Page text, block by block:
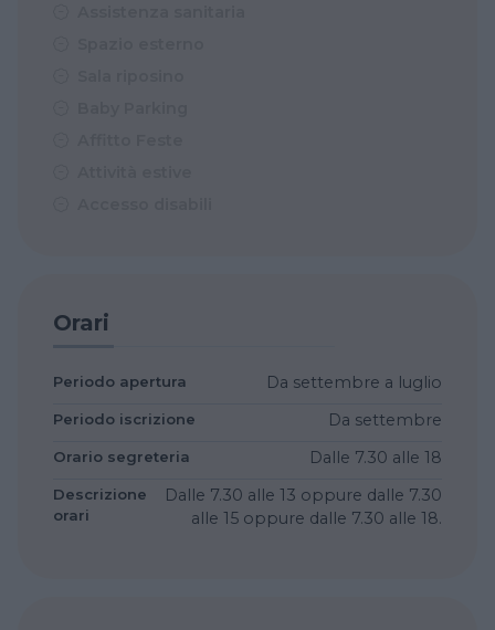
Orari
Periodo apertura Da settembre a luglio
Periodo iscrizione Da settembre
Orario segreteria Dalle 7.30 alle 18
Descrizione
orari
Dalle 7.30 alle 13 oppure dalle 7.30
alle 15 oppure dalle 7.30 alle 18.